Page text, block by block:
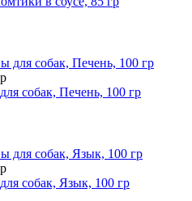
собак, Печень, 100 гр
собак, Язык, 100 гр